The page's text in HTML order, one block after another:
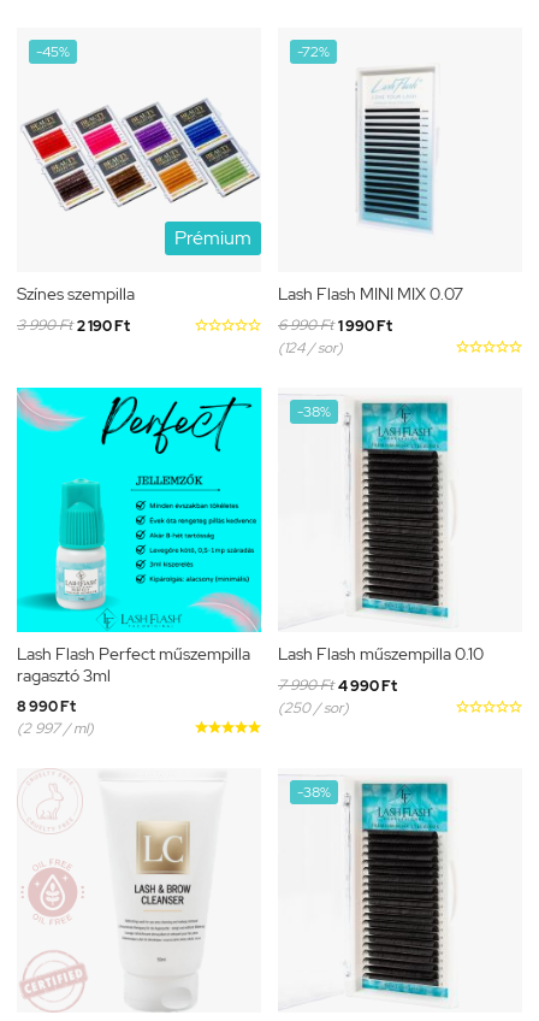
-45%
Prémium
Színes szempilla

3 990 Ft 2 190 Ft
-72%
Lash Flash MINI MIX 0.07

6 990 Ft 1 990 Ft
(124 / sor)
Lash Flash Perfect műszempilla
ragasztó 3ml

8 990 Ft
(2 997 / ml)
-38%
Lash Flash műszempilla 0.10

7 990 Ft 4 990 Ft
(250 / sor)
-38%